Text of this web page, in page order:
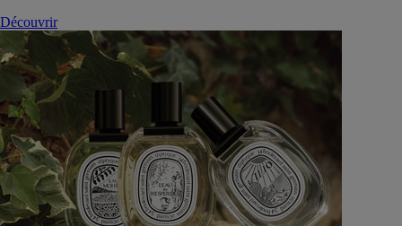
Découvrir